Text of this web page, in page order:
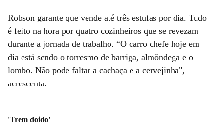
Robson garante que vende até três estufas por dia. Tudo
é feito na hora por quatro cozinheiros que se revezam
durante a jornada de trabalho. “O carro chefe hoje em
dia está sendo o torresmo de barriga, almôndega e o
lombo. Não pode faltar a cachaça e a cervejinha",
acrescenta.
'Trem doido'